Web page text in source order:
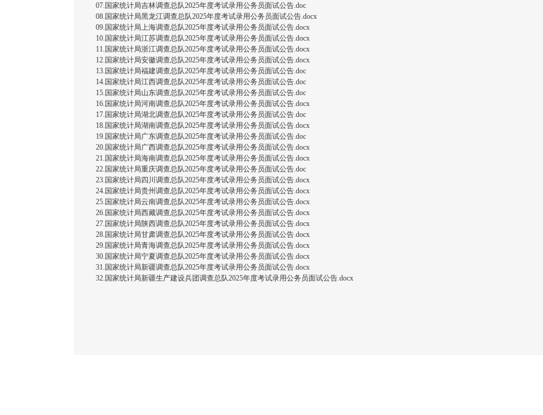
07.国家统计局吉林调查总队2025年度考试录用公务员面试公告.doc
08.国家统计局黑龙江调查总队2025年度考试录用公务员面试公告.docx
09.国家统计局上海调查总队2025年度考试录用公务员面试公告.docx
10.国家统计局江苏调查总队2025年度考试录用公务员面试公告.docx
11.国家统计局浙江调查总队2025年度考试录用公务员面试公告.docx
12.国家统计局安徽调查总队2025年度考试录用公务员面试公告.docx
13.国家统计局福建调查总队2025年度考试录用公务员面试公告.doc
14.国家统计局江西调查总队2025年度考试录用公务员面试公告.doc
15.国家统计局山东调查总队2025年度考试录用公务员面试公告.doc
16.国家统计局河南调查总队2025年度考试录用公务员面试公告.docx
17.国家统计局湖北调查总队2025年度考试录用公务员面试公告.doc
18.国家统计局湖南调查总队2025年度考试录用公务员面试公告.docx
19.国家统计局广东调查总队2025年度考试录用公务员面试公告.doc
20.国家统计局广西调查总队2025年度考试录用公务员面试公告.docx
21.国家统计局海南调查总队2025年度考试录用公务员面试公告.docx
22.国家统计局重庆调查总队2025年度考试录用公务员面试公告.doc
23.国家统计局四川调查总队2025年度考试录用公务员面试公告.docx
24.国家统计局贵州调查总队2025年度考试录用公务员面试公告.docx
25.国家统计局云南调查总队2025年度考试录用公务员面试公告.docx
26.国家统计局西藏调查总队2025年度考试录用公务员面试公告.docx
27.国家统计局陕西调查总队2025年度考试录用公务员面试公告.docx
28.国家统计局甘肃调查总队2025年度考试录用公务员面试公告.docx
29.国家统计局青海调查总队2025年度考试录用公务员面试公告.docx
30.国家统计局宁夏调查总队2025年度考试录用公务员面试公告.docx
31.国家统计局新疆调查总队2025年度考试录用公务员面试公告.docx
32.国家统计局新疆生产建设兵团调查总队2025年度考试录用公务员面试公告.docx